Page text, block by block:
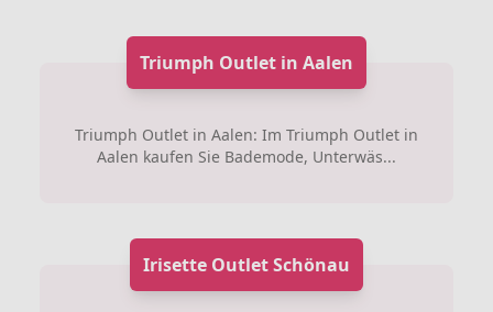
Triumph Outlet in Aalen
Triumph Outlet in Aalen: Im Triumph Outlet in
Aalen kaufen Sie Bademode, Unterwäs...
Irisette Outlet Schönau